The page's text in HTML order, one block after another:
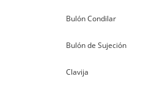
Bulón Condilar
Bulón de Sujeción
Clavija